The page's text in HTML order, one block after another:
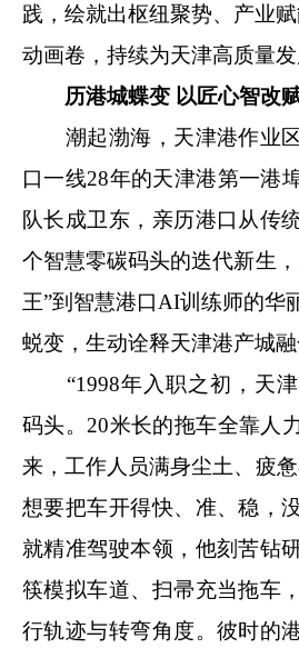
践，绘就出枢纽聚势、产业
动画卷，持续为天津高质量发
历港城蝶变 以匠心智改
潮起渤海，天津港作业区
口一线28年的天津港第一港
队长成卫东，亲历港口从传
个智慧零碳码头的迭代新生
王”到智慧港口AI训练师的华
蜕变，生动诠释天津港产城融
“1998年入职之初，天津
码头。20米长的拖车全靠人
来，工作人员满身尘土、疲惫
想要把车开得快、准、稳，
就精准驾驶本领，他刻苦钻
筷模拟车道、扫帚充当拖车
行轨迹与转弯角度。彼时的